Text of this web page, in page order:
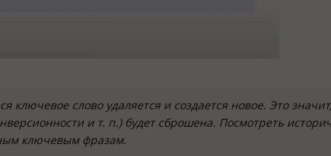
слово удаляется и создается новое. Это
и т. п.) будет сброшена. Посмотреть
ключевым фразам.